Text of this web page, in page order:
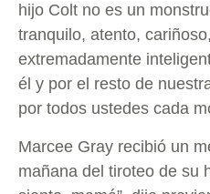
hijo Colt no es un
tranquilo, atento,
extremadamente
él y por el resto de
por todos ustedes cada
Marcee Gray recibió un
mañana del tiroteo de su